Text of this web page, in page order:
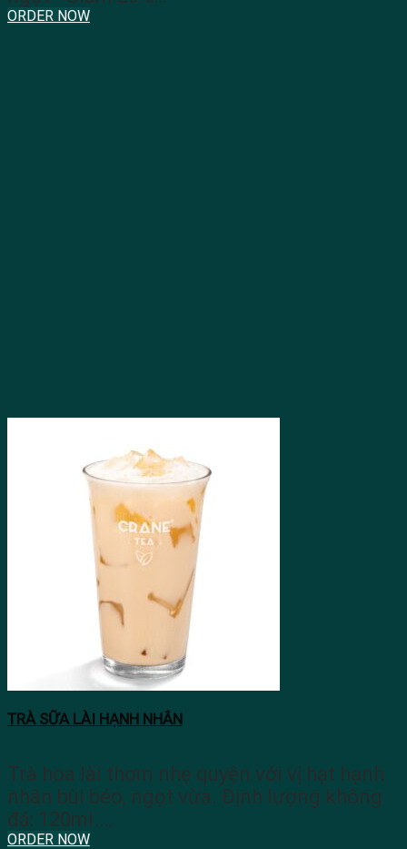
ORDER NOW
TRÀ SỮA LÀI HẠNH NHÂN
Trà hoa lài thơm nhẹ quyện với vị hạt hạnh
nhân bùi béo, ngọt vừa. Định lượng không
đá: 120ml.…
ORDER NOW